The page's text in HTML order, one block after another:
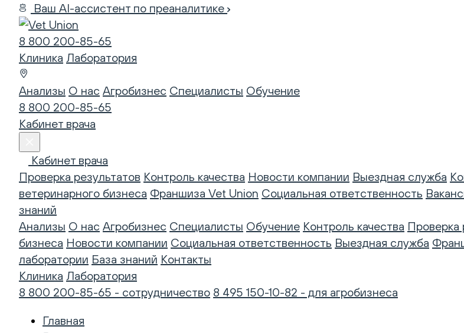
Ваш AI-ассистент по преаналитике
8 800 200-85-65
Клиника Лаборатория
Анализы О нас Агробизнес Специалисты Обучение
8 800 200-85-65
Кабинет врача
Кабинет врача
Проверка результатов Контроль качества Новости компании Выездная служба
ветеринарного бизнеса Франшиза Vet Union Социальная ответственность
знаний
Анализы О нас Агробизнес Специалисты Обучение Контроль качества Проверка
бизнеса Новости компании Социальная ответственность Выездная служба
лаборатории База знаний Контакты
Клиника Лаборатория
8 800 200-85-65 - сотрудничество 8 495 150-10-82 - для агробизнеса
Главная